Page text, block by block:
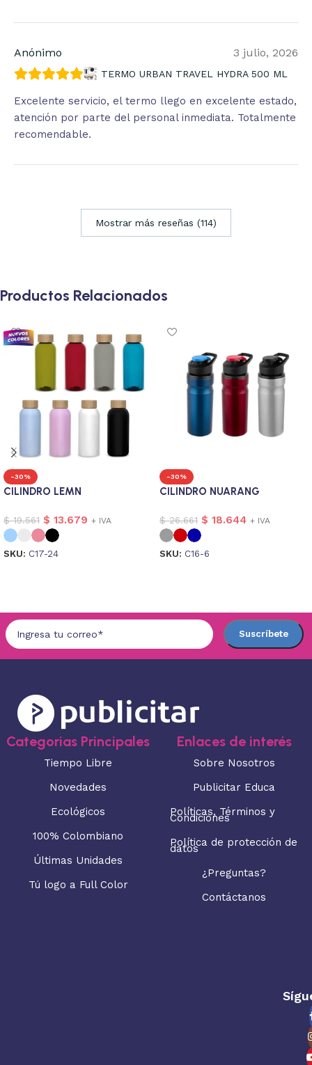
Anónimo 3 julio, 2026
TERMO URBAN TRAVEL HYDRA 500 ML
Excelente servicio, el termo llego en excelente estado,
atención por parte del personal inmediata. Totalmente
recomendable.
Mostrar más reseñas (114)
Productos Relacionados
-30%
CILINDRO LEMN
$19.561 $ 13.679 + IVA
SKU: C17-24
-30%
CILINDRO NUARANG
$26.661 $ 18.644 + IVA
SKU: C16-6
Categorias Principales
Tiempo Libre
Novedades
Ecológicos
100% Colombiano
Últimas Unidades
Tú logo a Full Color
Enlaces de interés
Sobre Nosotros
Publicitar Educa
Políticas, Términos y
Condiciones
Política de protección de
datos
¿Preguntas?
Contáctanos